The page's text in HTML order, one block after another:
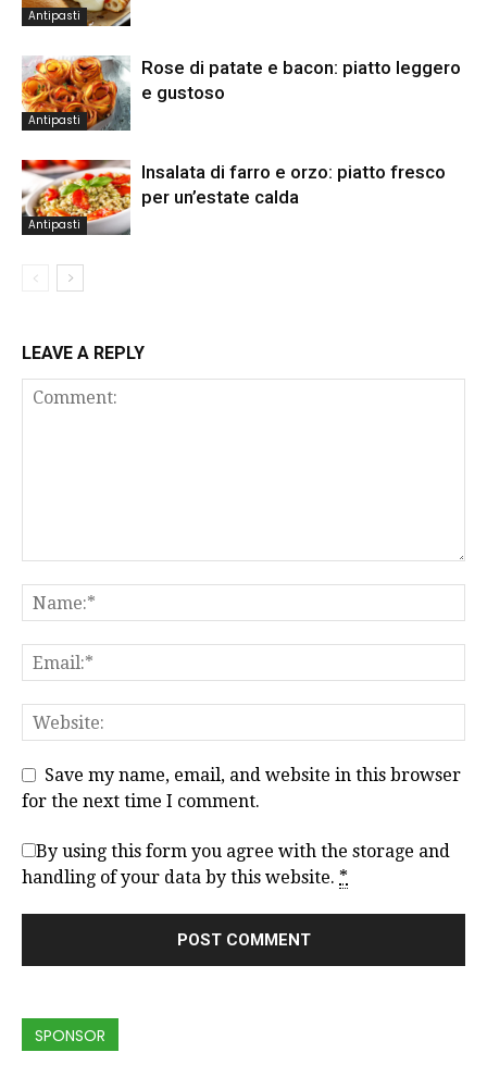
Antipasti
Antipasti
Rose di patate e bacon: piatto leggero
e gustoso
Antipasti
Insalata di farro e orzo: piatto fresco
per un’estate calda
LEAVE A REPLY
Save my name, email, and website in this browser
for the next time I comment.
By using this form you agree with the storage and
handling of your data by this website. *
SPONSOR